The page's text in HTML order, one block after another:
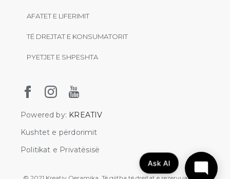
AFATET E LIFERIMIT
TË DREJTAT E KONSUMATORIT
PYETJET E SHPESHTA
Powered by: KREATIV
Kushtet e përdorimit
Politikat e Privatësisë
Ask AI